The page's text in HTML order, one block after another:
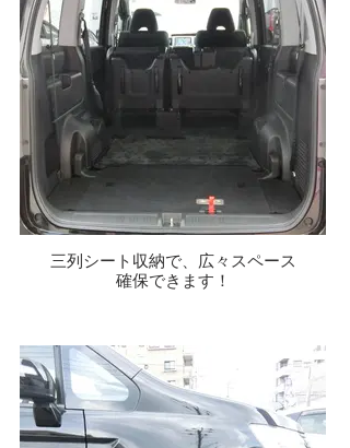
三列シート収納で、広々スペース
確保できます！